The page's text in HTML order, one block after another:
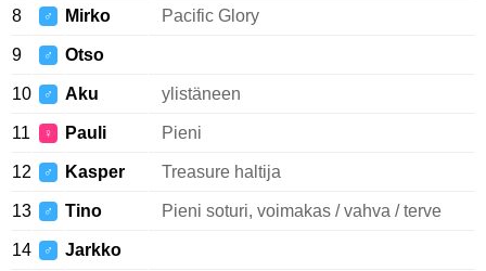
8 ♂ Mirko Pacific Glory
9 ♂ Otso
10 ♂ Aku ylistäneen
11 ♀ Pauli Pieni
12 ♂ Kasper Treasure haltija
13 ♂ Tino Pieni soturi, voimakas / vahva / terve
14 ♂ Jarkko